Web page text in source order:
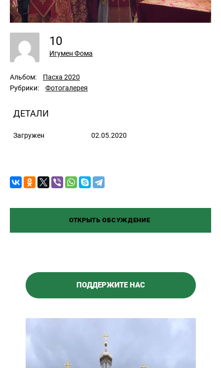
10
Игумен Фома
Альбом:
Пасха 2020
Рубрики:
Фотогалерея
ДЕТАЛИ
Загружен 02.05.2020
Ваш адрес email не будет опубликован. Обязательные поля помечены
Комментарий*
ПОДДЕРЖИТЕ НАС